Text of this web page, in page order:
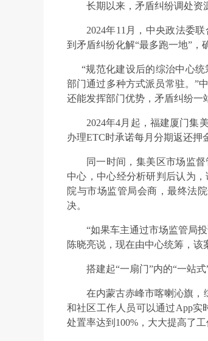
长期以来，矛盾纠纷调处资
2024年11月，中央政法委
到矛盾纠纷化解“最多跑一地”，
“规范化建设后的综治中心统
部门通过多种方式派员常驻。”
还能发挥部门优势，矛盾纠纷一
2024年4月起，福建厦门集
办理ETC时承诺每月分期返还押
同一时间，集美区市场监
中心，中心经分析研判后认为
院与市场监管局会商，最终法
决。
“如果车主通过市场监管局
陈晓亮说，现在由中心统筹，该
搭建起“一扇门”内的“一站
在内蒙古赤峰市喀喇沁旗，
和社区工作人员可以通过App实
处置率达到100%，大大提高了工